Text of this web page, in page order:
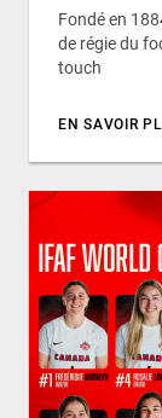
Fondé en
de régie du
touch
EN SAVOIR